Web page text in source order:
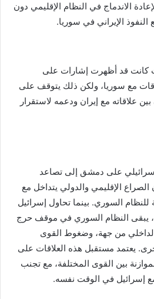
الاندماج في النظام الإقليمي دون
الإيراني في سوريا.
كانت قد أظهرت إشارات على
مع سوريا، ولكن ذلك يتوقف على
علاقاته مع إيران ودعمه لاستقرار
على دمشق إلى تصاعد
الإقليمي والدولي يتداخل مع
للنظام السوري. بينما تحاول إسرائيل
يبقى النظام السوري في موقف حرج
من جهة، وضغوط القوى
يعتمد مستقبل هذه العلاقات على
بين القوى المختلفة، مع تجنب
إسرائيل في الوقت نفسه.